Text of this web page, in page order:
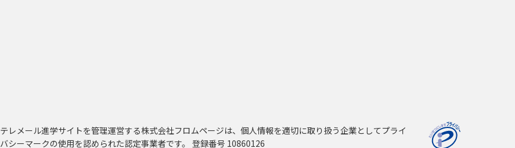
テレメール進学サイトを管理運営する株式会社フロムページは、個人情報を適切に取り扱う企業としてプライ
バシーマークの使用を認められた認定事業者です。 登録番号 10860126